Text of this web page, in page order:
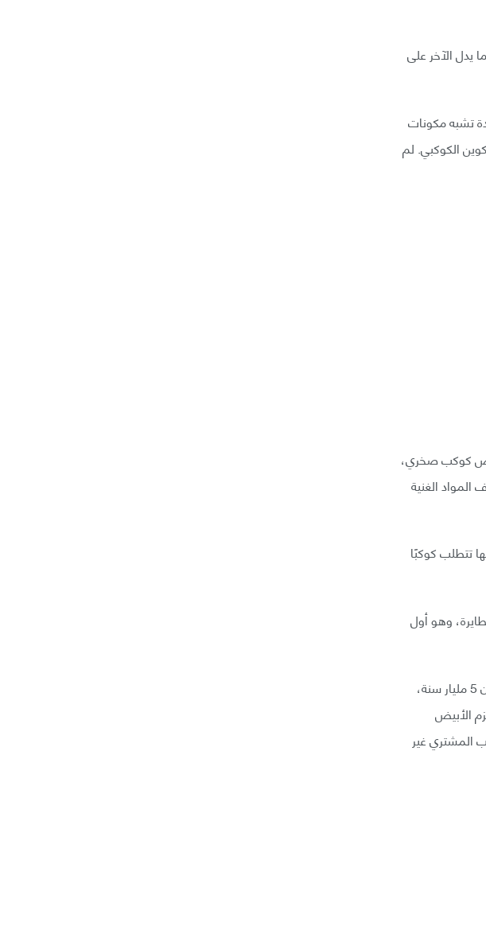
يدل الآخر على
تشبه مكونات
الكوكبي. لم
كوكب صخري،
الغنية
تتطلب كوكبًا
وهو أول
في الحقيقة، الكائنات الفضائية التي تنظر إلى الشمس من بعيد، بمجرد تحولها إلى قزم أبيض في غضون 5 مليار سنة،
الأبيض
المشتري غير